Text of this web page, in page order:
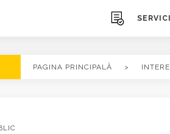
PAGINA PRINCIPALĂ >